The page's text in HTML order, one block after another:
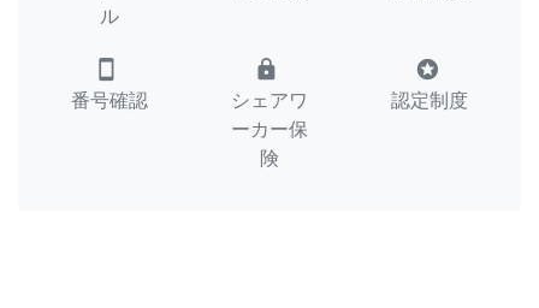
ル
smartphone
番号確認
lock
シェアワ
ーカー保
険
stars
認定制度